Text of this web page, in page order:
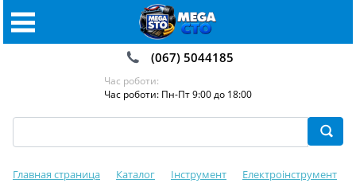
(067) 5044185
Час роботи:
Час роботи: Пн-Пт 9:00 до 18:00
Главная страница Каталог Інструмент
Електроінструмент